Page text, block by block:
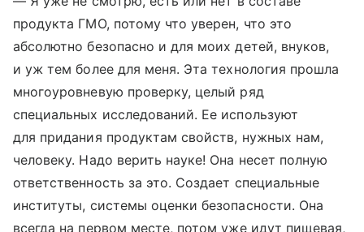
продукта ГМО, потому что уверен, что это
абсолютно безопасно и для моих детей, внуков,
и уж тем более для меня. Эта технология прошла
многоуровневую проверку, целый ряд
специальных исследований. Ее используют
для придания продуктам свойств, нужных нам,
человеку. Надо верить науке! Она несет полную
ответственность за это. Создает специальные
институты, системы оценки безопасности. Она
всегда на первом месте, потом уже идут пищевая,